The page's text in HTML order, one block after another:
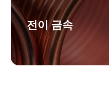
전이 금속